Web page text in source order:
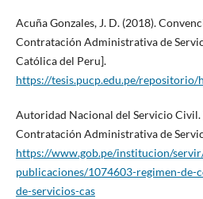
Acuña Gonzales, J. D. (2018).
Contratación Administrativa de
Católica del Peru].
https://tesis.pucp.edu.pe/
Autoridad Nacional del Servicio Civil.
Contratación Administrativa de
https://www.gob.pe/institucion/
publicaciones/1074603-regimen-
de-servicios-cas